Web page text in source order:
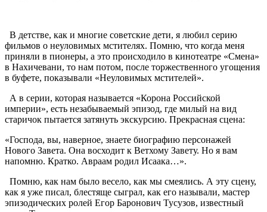
В детстве, как и многие советские дети, я любил серию
фильмов о неуловимых мстителях. Помню, что когда меня
приняли в пионеры, а это происходило в кинотеатре «Смена»
в Нахичевани, то нам потом, после торжественного угощения
в буфете, показывали «Неуловимых мстителей».
А в серии, которая называется «Корона Российской
империи», есть незабываемый эпизод, где милый на вид
старичок пытается затянуть экскурсию. Прекрасная сцена:
«Господа, вы, наверное, знаете биографию персонажей
Нового Завета. Она восходит к Ветхому Завету. Но я вам
напомню. Кратко. Авраам родил Исаака…».
Помню, как нам было весело, как мы смеялись. А эту сцену,
как я уже писал, блестяще сыграл, как его называли, мастер
эпизодических ролей Егор Баронович Тусузов, известный